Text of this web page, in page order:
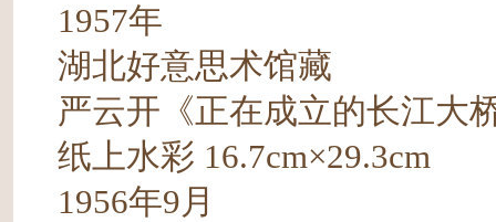
1957年
湖北好意思术馆藏
严云开《正在成立的长江大
纸上水彩 16.7cm×29.3cm
1956年9月